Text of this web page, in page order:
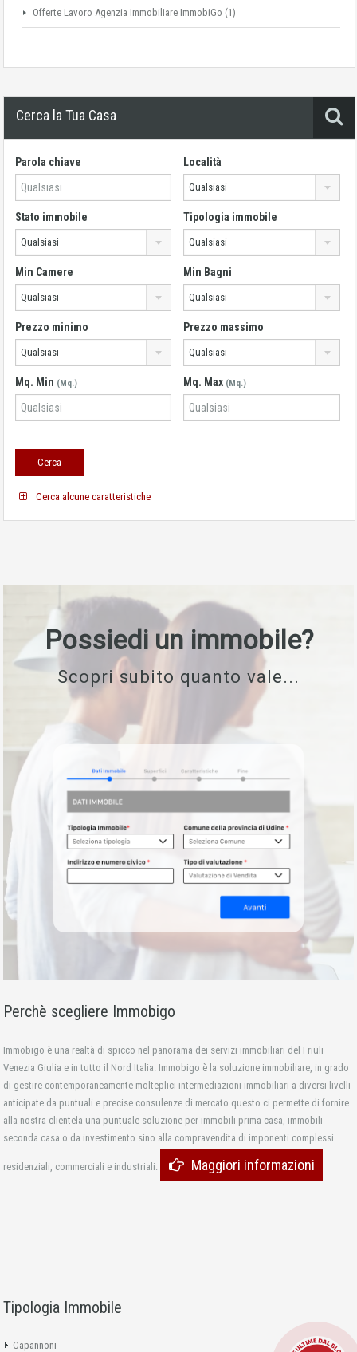
Offerte Lavoro Agenzia Immobiliare ImmobiGo (1)
Cerca la Tua Casa
Parola chiave Località
Qualsiasi
Stato immobile
Qualsiasi
Tipologia immobile
Qualsiasi
Min Camere
Qualsiasi
Min Bagni
Qualsiasi
Prezzo minimo
Qualsiasi
Prezzo massimo
Qualsiasi
Mq. Min (Mq.) Mq. Max (Mq.)
Cerca alcune caratteristiche
Possiedi un immobile?
Scopri subito quanto vale...
Perchè scegliere Immobigo
Immobigo è una realtà di spicco nel panorama dei servizi immobiliari del Friuli
Venezia Giulia e in tutto il Nord Italia. Immobigo è la soluzione immobiliare, in grado
di gestire contemporaneamente molteplici intermediazioni immobiliari a diversi livelli
anticipate da puntuali e precise consulenze di mercato questo ci permette di fornire
alla nostra clientela una puntuale soluzione per immobili prima casa, immobili
seconda casa o da investimento sino alla compravendita di imponenti complessi
residenziali, commerciali e industriali. Maggiori informazioni
Tipologia Immobile
Capannoni